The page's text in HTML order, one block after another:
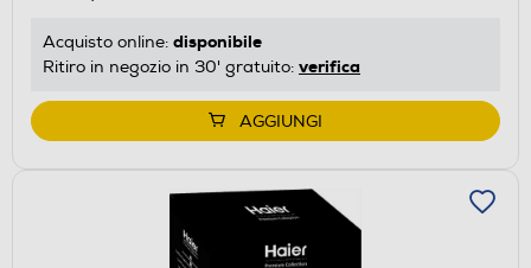
Acquisto online: disponibile
Ritiro in negozio in 30' gratuito: verifica
AGGIUNGI